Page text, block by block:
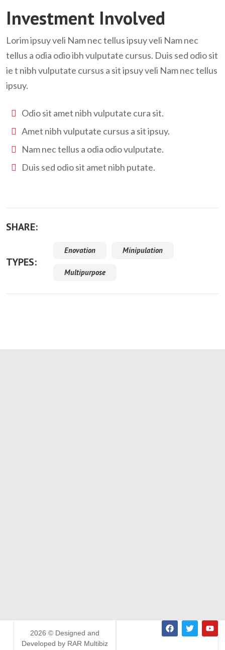
Investment Involved
Lorim ipsuy veli Nam nec tellus ipsuy veli Nam nec
tellus a odia odio ibh vulputate cursus. Duis sed odio sit
ie t nibh vulputate cursus a sit ipsuy veli Nam nec tellus
ipsuy.
Odio sit amet nibh vulputate cura sit.
Amet nibh vulputate cursus a sit ipsuy.
Nam nec tellus a odia odio vulputate.
Duis sed odio sit amet nibh putate.
SHARE:
TYPES:
Enovation Minipulation
Multipurpose
2026 © Designed and
Developed by RAR Multibiz